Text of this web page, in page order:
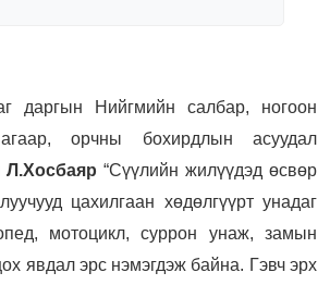
даргын Нийгмийн салбар, ногоон
орчны бохирдлын асуудал
Л.Хосбаяр “Сүүлийн жилүүдэд өсвөр
цахилгаан хөдөлгүүрт унадаг
мотоцикл, суррон унаж, замын
явдал эрс нэмэгдэж байна. Гэвч эрх